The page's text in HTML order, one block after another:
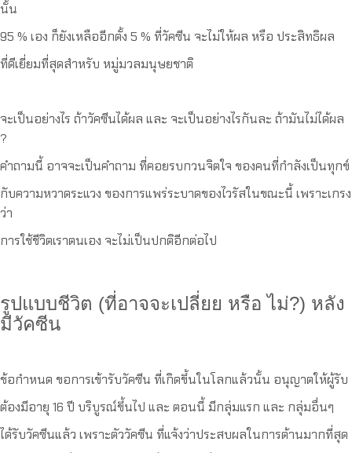
นั้น
95 % เอง ก็ยังเหลืออีกตั้ง 5 % ที่วัคซีน จะไม่ให้ผล หรือ ประสิทธิผล
ที่ดีเยี่ยมที่สุดสำหรับ หมู่มวลมนุษยชาติ
จะเป็นอย่างไร ถ้าวัคซีนได้ผล และ จะเป็นอย่างไรกันละ ถ้ามันไม่ได้ผล
?
คำถามนี้ อาจจะเป็นคำถาม ที่คอยรบกวนจิตใจ ของคนที่กำลังเป็นทุกข์
กับความหวาดระแวง ของการแพร่ระบาดของไวรัสในขณะนี้ เพราะเกรง
ว่า
การใช้ชีวิตเราตนเอง จะไม่เป็นปกติอีกต่อไป
รูปแบบชีวิต (ที่อาจจะเปลี่ยย หรือ ไม่?) หลัง
มีวัคซีน
ข้อกำหนด ขอการเข้ารับวัคซีน ที่เกิดขึ้นในโลกแล้วนั้น อนุญาตให้ผู้รับ
ต้องมีอายุ 16 ปี บริบูรณ์ขึ้นไป และ ตอนนี้ มีกลุ่มแรก และ กลุ่มอื่นๆ
ได้รับวัคซีนแล้ว เพราะตัววัคซีน ที่แจ้งว่าประสบผลในการต้านมากที่สุด